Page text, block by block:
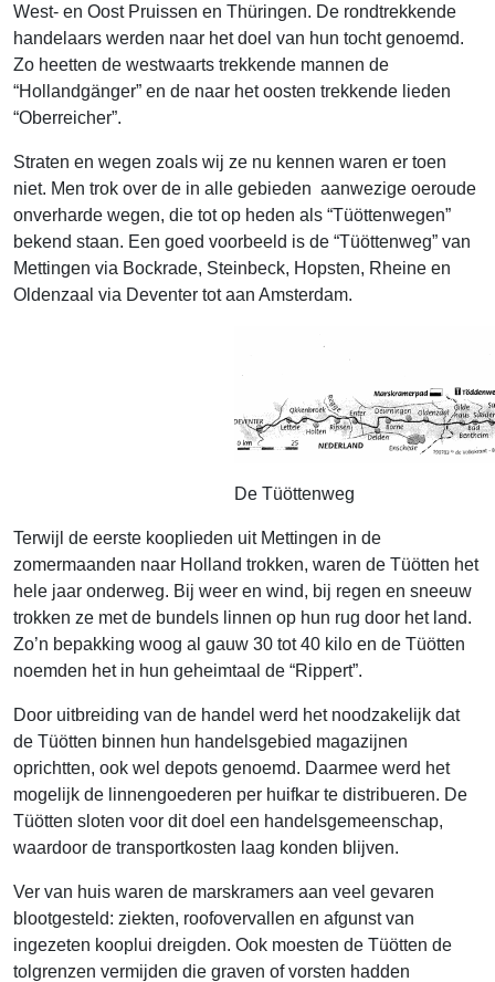
West- en Oost Pruis­sen en Thüringen. De rondtrekkende
handelaars werden naar het doel van hun tocht genoemd.
Zo heetten de westwaarts trekkende mannen de
“Hollandgänger” en de naar het oosten trekkende lieden
“Oberreicher”.
Straten en wegen zoals wij ze nu kennen waren er toen
niet. Men trok over de in alle gebieden aanwezige oeroude
onverharde wegen, die tot op heden als “Tüöttenwegen”
bekend staan. Een goed voorbeeld is de “Tüöttenweg” van
Mettingen via Bockrade, Steinbeck, Hopsten, Rheine en
Oldenzaal via Deventer tot aan Amsterdam.
De Tüöttenweg
Terwijl de eerste kooplieden uit Mettingen in de
zomermaanden naar Holland trokken, waren de Tüötten het
hele jaar onderweg. Bij weer en wind, bij regen en sneeuw
trokken ze met de bundels linnen op hun rug door het land.
Zo’n bepakking woog al gauw 30 tot 40 kilo en de Tüötten
noemden het in hun geheimtaal de “Rippert”.
Door uitbreiding van de handel werd het noodzakelijk dat
de Tüötten binnen hun handelsgebied magazijnen
oprichtten, ook wel depots genoemd. Daarmee werd het
mogelijk de linnen­goederen per huifkar te distribueren. De
Tüötten sloten voor dit doel een handelsgemeenschap,
waardoor de transportkosten laag konden blijven.
Ver van huis waren de marskramers aan veel gevaren
blootgesteld: ziekten, roofovervallen en afgunst van
ingezeten kooplui dreigden. Ook moesten de Tüötten de
tolgrenzen vermijden die graven of vorsten hadden